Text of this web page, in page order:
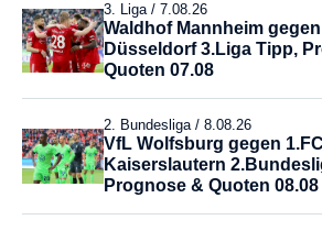
3. Liga / 7.08.26
Waldhof Mannheim
Düsseldorf 3.Liga Tipp,
Quoten 07.08
2. Bundesliga / 8.08.26
VfL Wolfsburg gegen 1.FC
Kaiserslautern
Prognose & Quoten 08.08